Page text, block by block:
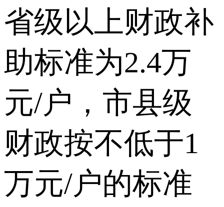
省级以上财政补
助标准为2.4万
元/户，市县级
财政按不低于1
万元/户的标准